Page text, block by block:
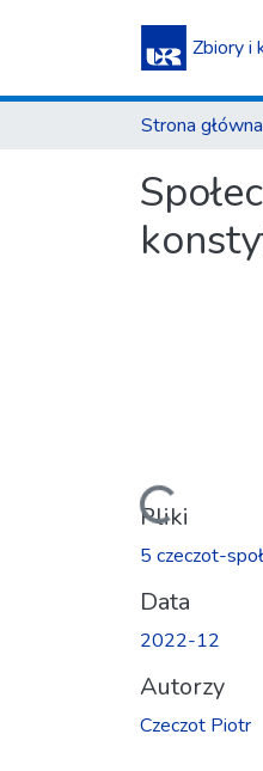
Zbiory i
Strona główna
Ładowanie...
Pliki
5 czeczot-
Data
2022-12
Autorzy
Czeczot Piotr